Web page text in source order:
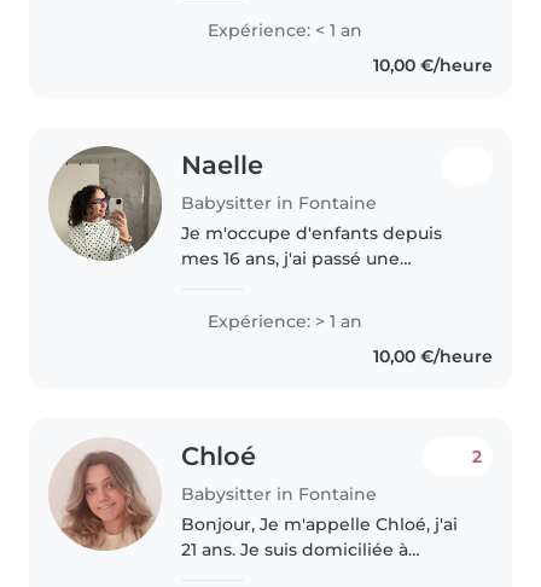
Expérience: < 1 an
10,00 €/heure
Naelle
Babysitter in Fontaine
Je m'occupe d'enfants depuis
mes 16 ans, j'ai passé une
de nombreux centres aérés en
tant qu'animatrice, j'ai
également fait de nombreux
Expérience: > 1 an
10,00 €/heure
Chloé
Babysitter in Fontaine
2
Bonjour, Je m'appelle Chloé, j'ai
21 ans. Je suis domiciliée à